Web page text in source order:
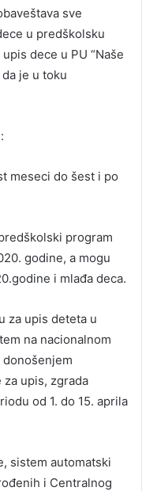
sve
u predškolsku
dece u PU “Naše
je u toku
meseci do šest i po
program
godine, a mogu
i mlađa deca.
za upis deteta u
na nacionalnom
upis, zgrada
od 1. do 15. aprila
sistem automatski
i Centralnog